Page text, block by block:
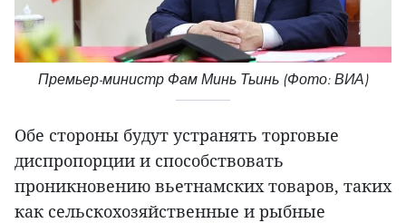
Премьер-министр Фам Минь Тьинь (Фото: ВИА)
Обе стороны будут устранять торговые
диспропорции и способствовать
проникновению вьетнамских товаров, таких
как сельскохозяйственные и рыбные